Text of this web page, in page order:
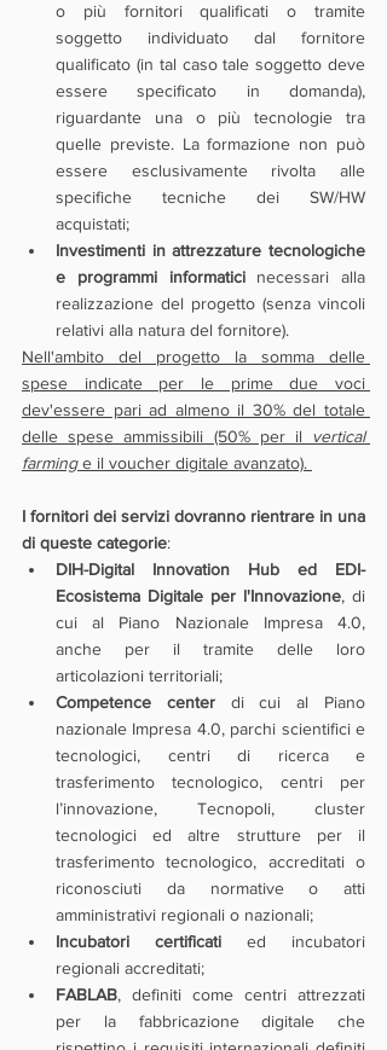
o più fornitori qualificati o tramite
soggetto individuato dal fornitore
qualificato (in tal caso tale soggetto deve
essere specificato in domanda),
riguardante una o più tecnologie tra
quelle previste. La formazione non può
essere esclusivamente rivolta alle
specifiche tecniche dei SW/HW
acquistati;
Investimenti in attrezzature tecnologiche
e programmi informatici necessari alla
realizzazione del progetto (senza vincoli
relativi alla natura del fornitore).
Nell'ambito del progetto la somma delle
spese indicate per le prime due voci
dev'essere pari ad almeno il 30% del totale
delle spese ammissibili (50% per il vertical
farming e il voucher digitale avanzato).
I fornitori dei servizi dovranno rientrare in una
di queste categorie:
DIH-Digital Innovation Hub ed EDI-
Ecosistema Digitale per l'Innovazione, di
cui al Piano Nazionale Impresa 4.0,
anche per il tramite delle loro
articolazioni territoriali;
Competence center di cui al Piano
nazionale Impresa 4.0, parchi scientifici e
tecnologici, centri di ricerca e
trasferimento tecnologico, centri per
l’innovazione, Tecnopoli, cluster
tecnologici ed altre strutture per il
trasferimento tecnologico, accreditati o
riconosciuti da normative o atti
amministrativi regionali o nazionali;
Incubatori certificati ed incubatori
regionali accreditati;
FABLAB, definiti come centri attrezzati
per la fabbricazione digitale che